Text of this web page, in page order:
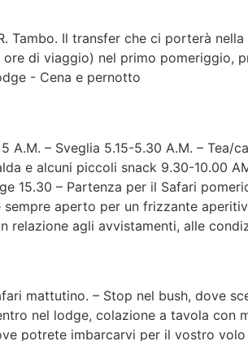
Il transfer che ci porterà
di viaggio) nel primo pomeriggio,
- Cena e pernotto
– Sveglia 5.15-5.30 A.M. – Tea/
e alcuni piccoli snack 9.30-10.00
15.30 – Partenza per il Safari
aperto per un frizzante
relazione agli avvistamenti, alle
mattutino. – Stop nel bush, dove
nel lodge, colazione a tavola
potrete imbarcarvi per il vostro